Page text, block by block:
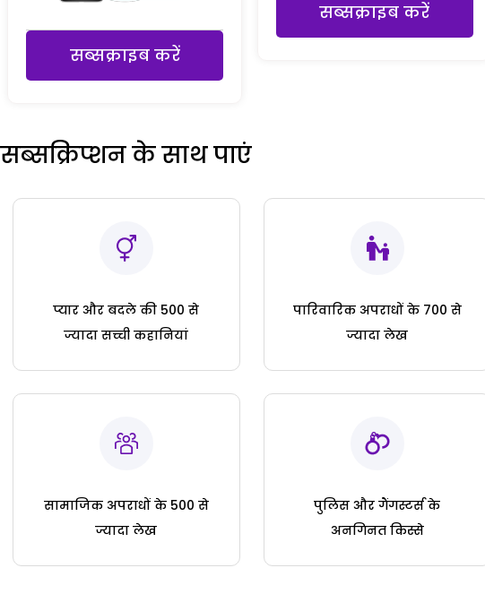
सब्सक्राइब करें
सब्सक्राइब करें
सब्सक्रिप्शन के साथ पाएं
प्यार और बदले की 500 से
ज्यादा सच्ची कहानियां
पारिवारिक अपराधों के 700 से
ज्यादा लेख
सामाजिक अपराधों के 500 से
ज्यादा लेख
पुलिस और गैंगस्टर्स के
अनगिनत किस्से